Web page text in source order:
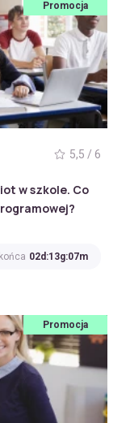
Promocja
5,5 / 6
w szkole. Co
02d:13g:07m
Promocja